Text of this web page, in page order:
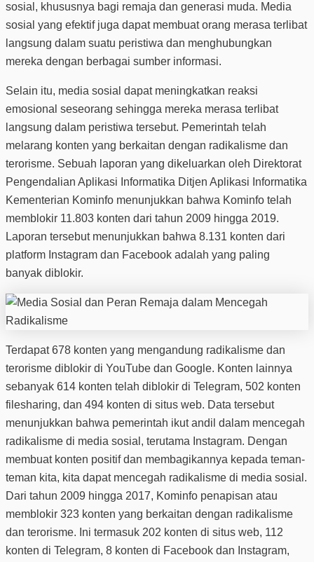
sosial, khususnya bagi remaja dan generasi muda. Media
sosial yang efektif juga dapat membuat orang merasa terlibat
langsung dalam suatu peristiwa dan menghubungkan
mereka dengan berbagai sumber informasi.
Selain itu, media sosial dapat meningkatkan reaksi
emosional seseorang sehingga mereka merasa terlibat
langsung dalam peristiwa tersebut. Pemerintah telah
melarang konten yang berkaitan dengan radikalisme dan
terorisme. Sebuah laporan yang dikeluarkan oleh Direktorat
Pengendalian Aplikasi Informatika Ditjen Aplikasi Informatika
Kementerian Kominfo menunjukkan bahwa Kominfo telah
memblokir 11.803 konten dari tahun 2009 hingga 2019.
Laporan tersebut menunjukkan bahwa 8.131 konten dari
platform Instagram dan Facebook adalah yang paling
banyak diblokir.
Terdapat 678 konten yang mengandung radikalisme dan
terorisme diblokir di YouTube dan Google. Konten lainnya
sebanyak 614 konten telah diblokir di Telegram, 502 konten
filesharing, dan 494 konten di situs web. Data tersebut
menunjukkan bahwa pemerintah ikut andil dalam mencegah
radikalisme di media sosial, terutama Instagram. Dengan
membuat konten positif dan membagikannya kepada teman-
teman kita, kita dapat mencegah radikalisme di media sosial.
Dari tahun 2009 hingga 2017, Kominfo penapisan atau
memblokir 323 konten yang berkaitan dengan radikalisme
dan terorisme. Ini termasuk 202 konten di situs web, 112
konten di Telegram, 8 konten di Facebook dan Instagram,